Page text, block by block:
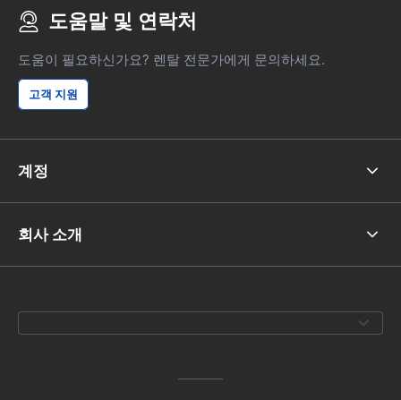
도움말 및 연락처
도움이 필요하신가요? 렌탈 전문가에게 문의하세요.
고객 지원
계정
회사 소개